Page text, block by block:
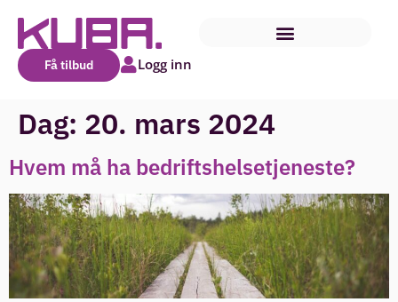
Få tilbud Logg inn
Dag: 20. mars 2024
Hvem må ha bedriftshelsetjeneste?